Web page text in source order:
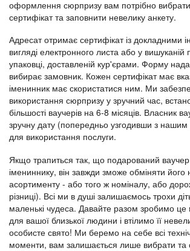
оформлення сюрпризу вам потрібно вибрати
сертифікат та заповнити невелику анкету.
Адресат отримає сертифікат із докладними
вигляді електронного листа або у вишуканій
упаковці, доставленій кур'єрами. Форму
вибирає замовник. Кожен сертифікат має
іменинник має скористатися ним. Ми
використання сюрпризу у зручний час,
більшості ваучерів на 6-8 місяців. Власник
зручну дату (попередньо узгодивши з нашим
для використання послуги.
Якщо трапиться так, що подарований ваучер
імениннику, він завжди зможе обміняти
асортименту - або того ж номіналу, або
різниці). Всі ми в душі залишаємось трохи
маленькі чудеса. Давайте разом зробимо
для вашої близької людини і втілимо її
особисте свято! Ми беремо на себе всі
моменти, вам залишається лише вибрати та